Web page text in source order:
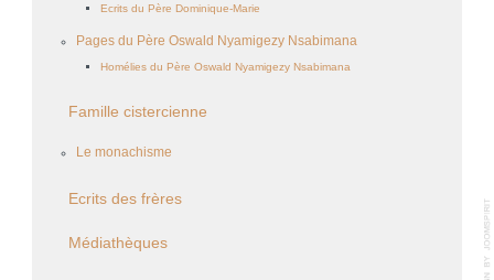
Ecrits du Père Dominique-Marie
Pages du Père Oswald Nyamigezy Nsabimana
Homélies du Père Oswald Nyamigezy Nsabimana
Famille cistercienne
Le monachisme
Ecrits des frères
Médiathèques